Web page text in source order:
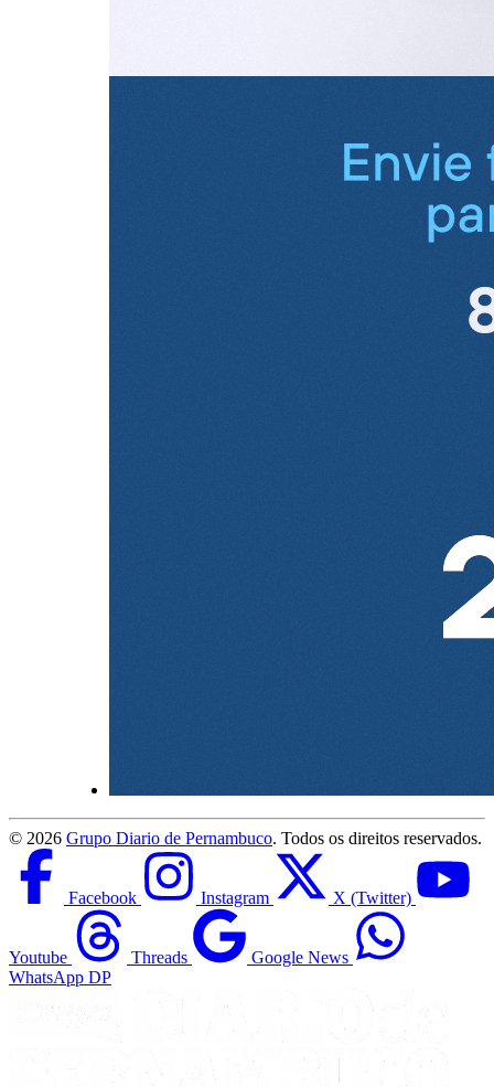
© 2026 Grupo Diario de Pernambuco. Todos os direitos reservados.
Facebook Instagram X (Twitter)
Youtube Threads
Google News
WhatsApp DP